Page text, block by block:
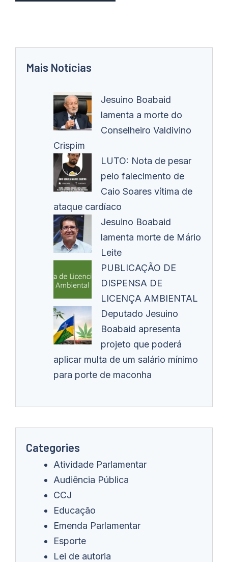
Mais Notícias
Jesuino Boabaid
lamenta a morte do
Conselheiro Valdivino
Crispim
LUTO: Nota de pesar
pelo falecimento de
Caio Soares vítima de
ataque cardíaco
Jesuino Boabaid
lamenta morte de Mário
Leite
PUBLICAÇÃO DE
DISPENSA DE
LICENÇA AMBIENTAL
Deputado Jesuino
Boabaid apresenta
projeto que poderá
aplicar multa de um salário mínimo
para porte de maconha
Categories
Atividade Parlamentar
Audiência Pública
CCJ
Educação
Emenda Parlamentar
Esporte
Lei de autoria